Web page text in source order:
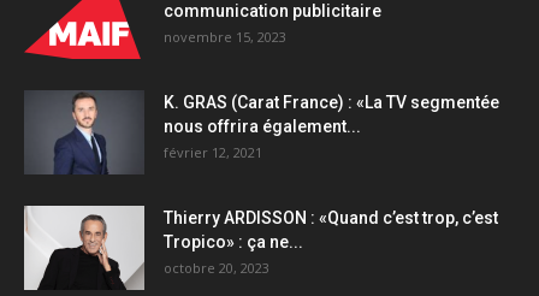
communication publicitaire
novembre 15, 2023
K. GRAS (Carat France) : «La TV segmentée
nous offrira également...
février 12, 2021
Thierry ARDISSON : «Quand c’est trop, c’est
Tropico» : ça ne...
octobre 20, 2023